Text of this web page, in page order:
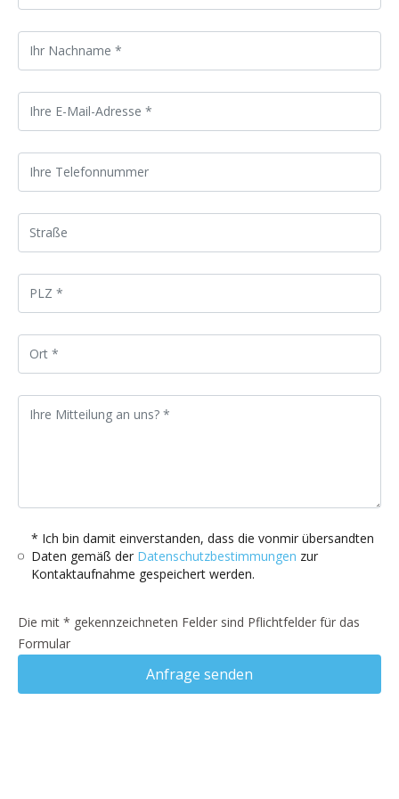
* Ich bin damit einverstanden, dass die vonmir übersandten
Daten gemäß der Datenschutzbestimmungen zur
Kontaktaufnahme gespeichert werden.
Die mit * gekennzeichneten Felder sind Pflichtfelder für das
Formular
Anfrage senden